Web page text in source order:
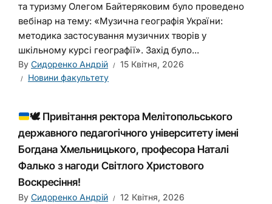
та туризму Олегом Байтеряковим було проведено
вебінар на тему: «Музична географія України:
методика застосування музичних творів у
шкільному курсі географії». Захід було...
By Сидоренко Андрій
15 Квітня, 2026
Новини факультету
🕊 Привітання ректора Мелітопольського
державного педагогічного університету імені
Богдана Хмельницького, професора Наталі
Фалько з нагоди Світлого Христового
Воскресіння!
By Сидоренко Андрій
12 Квітня, 2026